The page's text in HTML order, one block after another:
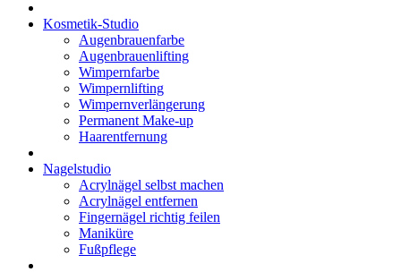
Kosmetik-Studio
Augenbrauenfarbe
Augenbrauenlifting
Wimpernfarbe
Wimpernlifting
Wimpernverlängerung
Permanent Make-up
Haarentfernung
Nagelstudio
Acrylnägel selbst machen
Acrylnägel entfernen
Fingernägel richtig feilen
Maniküre
Fußpflege